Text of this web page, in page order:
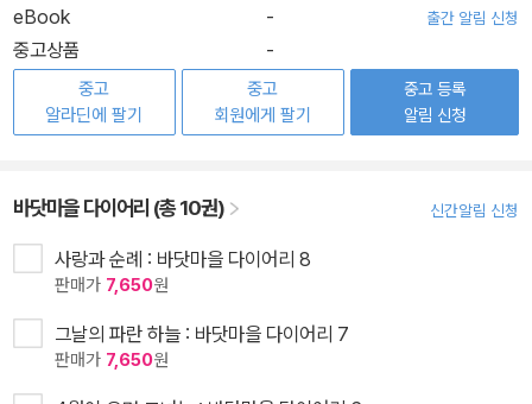
eBook
- 출간 알림 신청
중고상품 -
중고
알라딘에 팔기
중고
회원에게 팔기
중고 등록
알림 신청
바닷마을 다이어리 (총 10권) 신간알림 신청
사랑과 순례 : 바닷마을 다이어리 8
판매가 7,650원
그날의 파란 하늘 : 바닷마을 다이어리 7
판매가 7,650원